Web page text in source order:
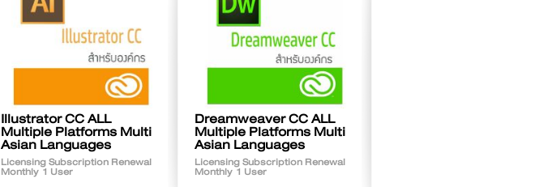
Illustrator CC ALL
Multiple Platforms Multi
Asian Languages
Licensing Subscription Renewal
Monthly 1 User
Dreamweaver CC ALL
Multiple Platforms Multi
Asian Languages
Licensing Subscription Renewal
Monthly 1 User